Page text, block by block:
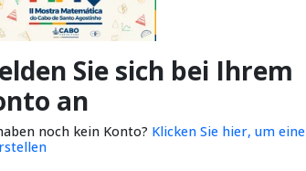
Sie sich bei Ihrem
an
noch kein Konto? Klicken Sie hier, um eine